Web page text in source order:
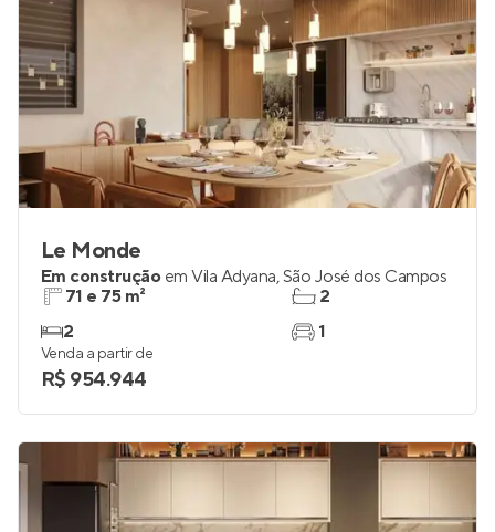
Le Monde
Em construção em Vila Adyana,São José dos Campos
71 e 75 m²
2
2
1
Venda a partir de
R$ 954.944